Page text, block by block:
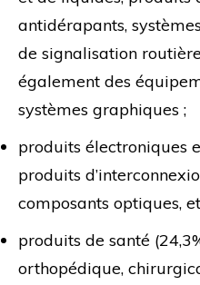
antidérapants,
de signalisation
également des
systèmes graphiques ;
produits électroniques
produits
composants optiques,
produits de santé
orthopédique,